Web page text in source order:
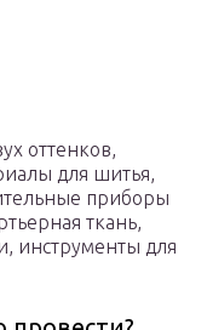
оттенков,
для шитья,
приборы
ткань,
инструменты для